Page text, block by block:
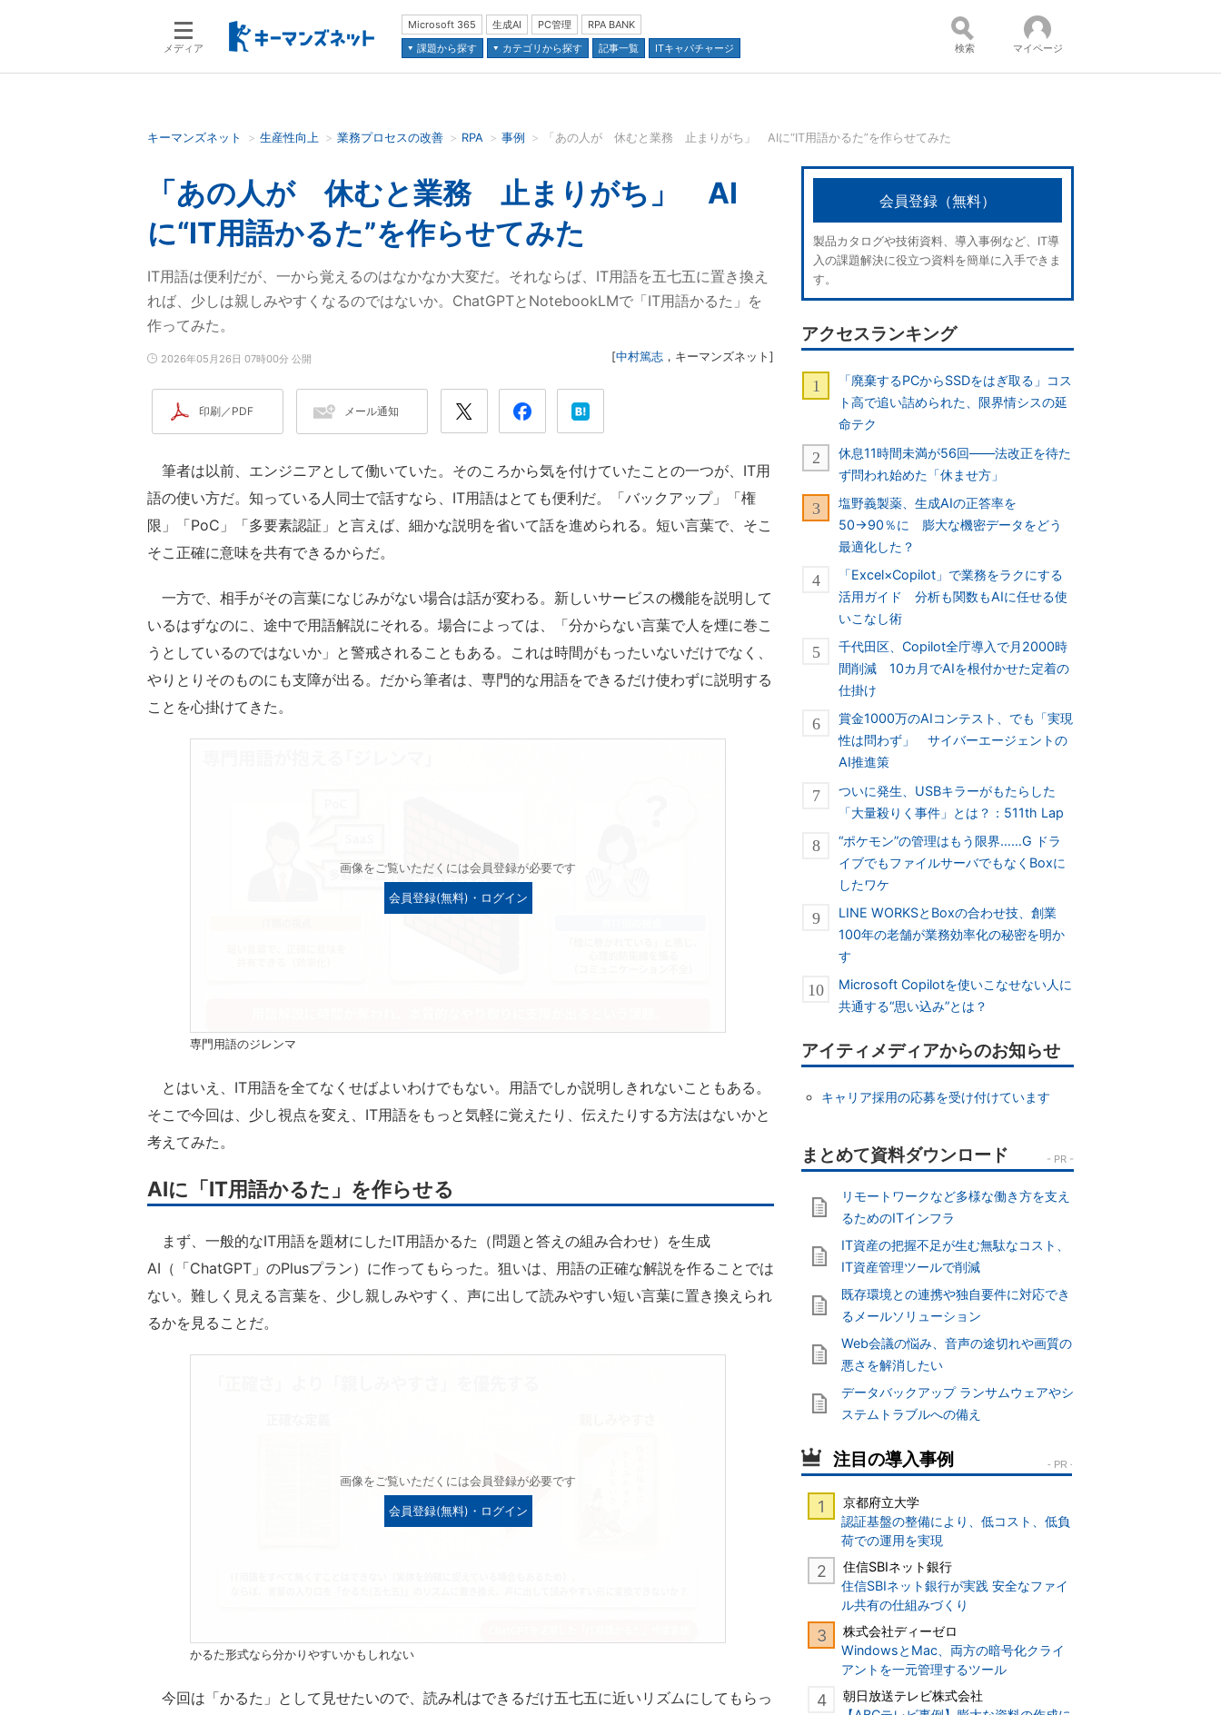
メディア
Microsoft 365 生成AI PC管理
RPA BANK
課題から探す
カテゴリから探す 記事一覧 ITキャパチャージ
検索語を入力してください コンテンツ：
並び順：
検索 マイページ
キーマンズネット 生産性向上 業務プロセスの改善 RPA 事例 「あの人が 休むと業務 止まりがち」 AIに“IT用語かるた”を作らせてみた
「あの人が 休むと業務 止まりがち」 AI
に“IT用語かるた”を作らせてみた
IT用語は便利だが、一から覚えるのはなかなか大変だ。それならば、IT用語を五七五に置き換え
れば、少しは親しみやすくなるのではないか。ChatGPTとNotebookLMで「IT用語かるた」を
作ってみた。
2026年05月26日 07時00分 公開 [中村篤志 ， キーマンズネット ]
印刷／PDF メール通知
筆者は以前、エンジニアとして働いていた。そのころから気を付けていたことの一つが、IT用
語の使い方だ。知っている人同士で話すなら、IT用語はとても便利だ。「バックアップ」「権
限」「PoC」「多要素認証」と言えば、細かな説明を省いて話を進められる。短い言葉で、そこ
そこ正確に意味を共有できるからだ。
一方で、相手がその言葉になじみがない場合は話が変わる。新しいサービスの機能を説明して
いるはずなのに、途中で用語解説にそれる。場合によっては、「分からない言葉で人を煙に巻こ
うとしているのではないか」と警戒されることもある。これは時間がもったいないだけでなく、
やりとりそのものにも支障が出る。だから筆者は、専門的な用語をできるだけ使わずに説明する
ことを心掛けてきた。
画像をご覧いただくには会員登録が必要です
会員登録(無料)・ログイン
専門用語のジレンマ
とはいえ、IT用語を全てなくせばよいわけでもない。用語でしか説明しきれないこともある。
そこで今回は、少し視点を変え、IT用語をもっと気軽に覚えたり、伝えたりする方法はないかと
考えてみた。
AIに「IT用語かるた」を作らせる
まず、一般的なIT用語を題材にしたIT用語かるた（問題と答えの組み合わせ）を生成
AI（「ChatGPT」のPlusプラン）に作ってもらった。狙いは、用語の正確な解説を作ることでは
ない。難しく見える言葉を、少し親しみやすく、声に出して読みやすい短い言葉に置き換えられ
るかを見ることだ。
画像をご覧いただくには会員登録が必要です
会員登録(無料)・ログイン
かるた形式なら分かりやすいかもしれない
今回は「かるた」として見せたいので、読み札はできるだけ五七五に近いリズムにしてもらっ
会員登録（無料）
製品カタログや技術資料、導入事例など、IT導
入の課題解決に役立つ資料を簡単に入手できま
す。
アクセスランキング
「廃棄するPCからSSDをはぎ取る」コス
ト高で追い詰められた、限界情シスの延
命テク
休息11時間未満が56回――法改正を待た
ず問われ始めた「休ませ方」
塩野義製薬、生成AIの正答率を
50→90％に 膨大な機密データをどう
最適化した？
「Excel×Copilot」で業務をラクにする
活用ガイド 分析も関数もAIに任せる使
いこなし術
千代田区、Copilot全庁導入で月2000時
間削減 10カ月でAIを根付かせた定着の
仕掛け
賞金1000万のAIコンテスト、でも「実現
性は問わず」 サイバーエージェントの
AI推進策
ついに発生、USBキラーがもたらした
「大量殺りく事件」とは？：511th Lap
“ポケモン”の管理はもう限界……G ドラ
イブでもファイルサーバでもなくBoxに
したワケ
LINE WORKSとBoxの合わせ技、創業
100年の老舗が業務効率化の秘密を明か
す
Microsoft Copilotを使いこなせない人に
共通する“思い込み”とは？
アイティメディアからのお知らせ
キャリア採用の応募を受け付けています
リモートワークなど多様な働き方を支え
るためのITインフラ
IT資産の把握不足が生む無駄なコスト、
IT資産管理ツールで削減
既存環境との連携や独自要件に対応でき
るメールソリューション
Web会議の悩み、音声の途切れや画質の
悪さを解消したい
データバックアップ ランサムウェアやシ
ステムトラブルへの備え